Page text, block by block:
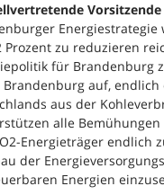
Prozent zu reduzieren
für Brandenburg
auf,
aus der
alle
Energieträger endlich
der
Energien